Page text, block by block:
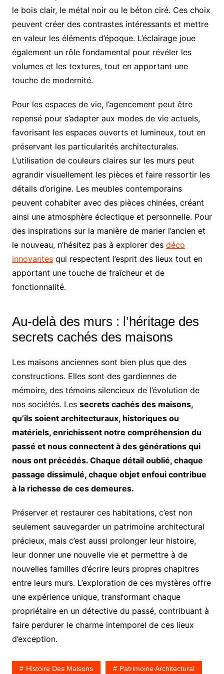
le bois clair, le métal noir ou le béton ciré. Ces choix
peuvent créer des contrastes intéressants et mettre
en valeur les éléments d’époque. L’éclairage joue
également un rôle fondamental pour révéler les
volumes et les textures, tout en apportant une
touche de modernité.
Pour les espaces de vie, l’agencement peut être
repensé pour s’adapter aux modes de vie actuels,
favorisant les espaces ouverts et lumineux, tout en
préservant les particularités architecturales.
L’utilisation de couleurs claires sur les murs peut
agrandir visuellement les pièces et faire ressortir les
détails d’origine. Les meubles contemporains
peuvent cohabiter avec des pièces chinées, créant
ainsi une atmosphère éclectique et personnelle. Pour
des inspirations sur la manière de marier l’ancien et
le nouveau, n’hésitez pas à explorer des déco
innovantesqui respectent l’esprit des lieux tout en
apportant une touche de fraîcheur et de
fonctionnalité.
Au-delà des murs : l’héritage des
secrets cachés des maisons
Les maisons anciennes sont bien plus que des
constructions. Elles sont des gardiennes de
mémoire, des témoins silencieux de l’évolution de
nos sociétés. Les secrets cachés des maisons,
qu’ils soient architecturaux, historiques ou
matériels, enrichissent notre compréhension du
passé et nous connectent à des générations qui
nous ont précédés. Chaque détail oublié, chaque
passage dissimulé, chaque objet enfoui contribue
à la richesse de ces demeures.
Préserver et restaurer ces habitations, c’est non
seulement sauvegarder un patrimoine architectural
précieux, mais c’est aussi prolonger leur histoire,
leur donner une nouvelle vie et permettre à de
nouvelles familles d’écrire leurs propres chapitres
entre leurs murs. L’exploration de ces mystères offre
une expérience unique, transformant chaque
propriétaire en un détective du passé, contribuant à
faire perdurer le charme intemporel de ces lieux
d’exception.
Histoire Des Maisons Patrimoine Architectural